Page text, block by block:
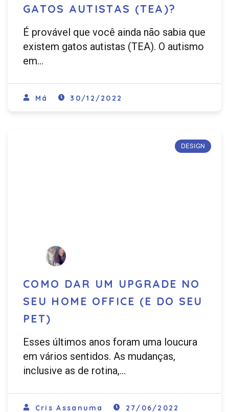
GATOS AUTISTAS (TEA)?
É provável que você ainda não sabia que
existem gatos autistas (TEA). O autismo
em…
Má 30/12/2022
DESIGN
COMO DAR UM UPGRADE NO
SEU HOME OFFICE (E DO SEU
PET)
Esses últimos anos foram uma loucura
em vários sentidos. As mudanças,
inclusive as de rotina,…
Cris Assanuma 27/06/2022